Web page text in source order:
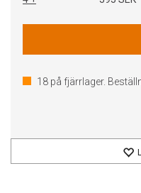
18 på fjärrlager.